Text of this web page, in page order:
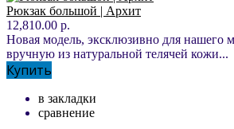
Рюкзак большой | Архит
12,810.00 р.
Новая модель, эксклюзивно для нашего
вручную из натуральной телячей кожи...
Купить
в закладки
сравнение